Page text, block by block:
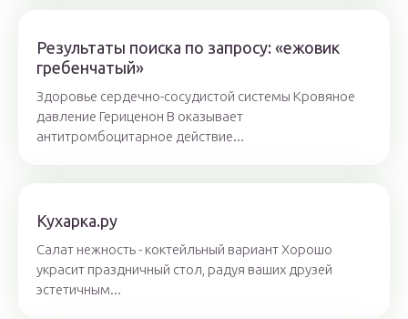
Результаты поиска по запросу: «ежовик
гребенчатый»
Здоровье сердечно-сосудистой системы Кровяное
давление Гериценон В оказывает
антитромбоцитарное действие...
Кухарка.ру
Салат нежность - коктейльный вариант Хорошо
украсит праздничный стол, радуя ваших друзей
эстетичным...